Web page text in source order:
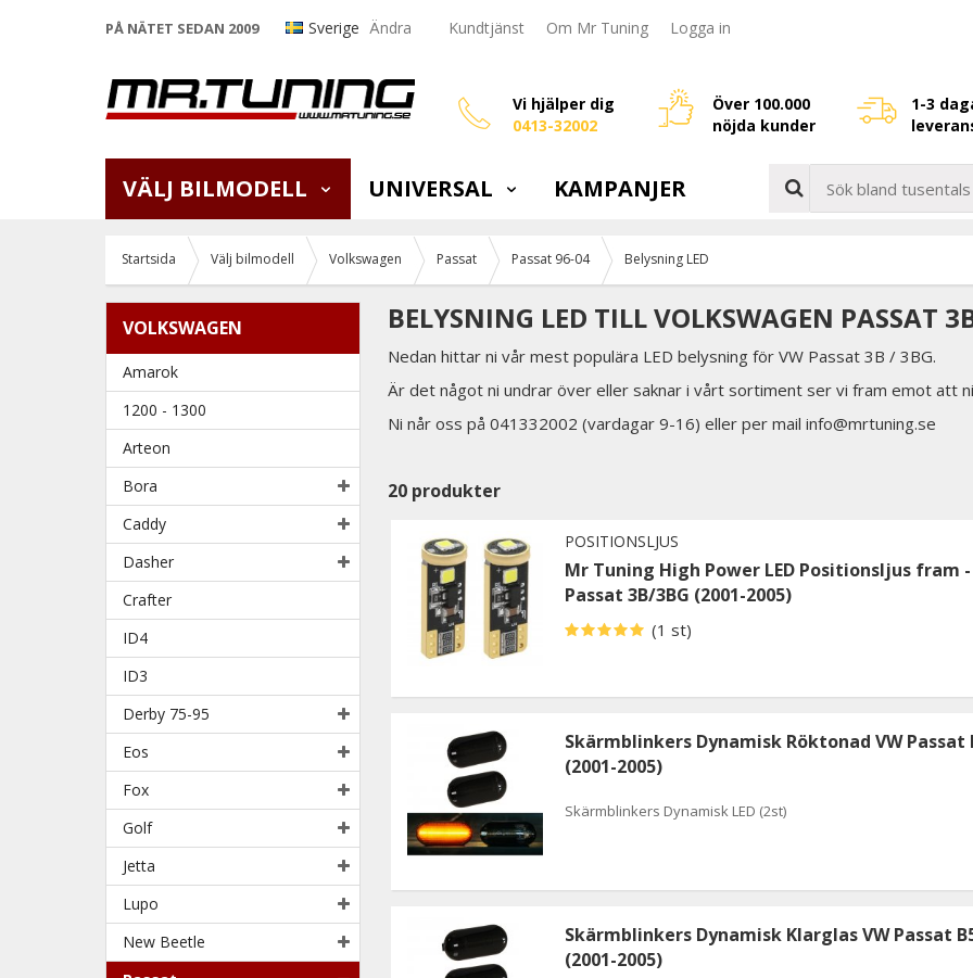
PÅ NÄTET SEDAN 2009 Sverige Ändra Kundtjänst Om Mr Tuning Logga in
Vi hjälper dig
0413-32002
Över 100.000
nöjda kunder
1-3
VÄLJ BILMODELL UNIVERSAL KAMPANJER
Startsida Välj bilmodell Volkswagen Passat Passat 96-04 Belysning LED
VOLKSWAGEN
Amarok
1200 - 1300
Arteon
Bora
Caddy
Dasher
Crafter
ID4
ID3
Derby 75-95
Eos
Fox
Golf
Jetta
Lupo
New Beetle
BELYSNING LED TILL VOLKSWAGEN PASSAT
Nedan hittar ni vår mest populära LED belysning för VW Passat 3B / 3BG.
Är det något ni undrar över eller saknar i vårt sortiment ser vi fram emot att
Ni når oss på 041332002 (vardagar 9-16) eller per mail info@mrtuning.se
20 produkter
POSITIONSLJUS
Mr Tuning High Power LED Positionsljus fram -
Passat 3B/3BG (2001-2005)
(1 st)
Skärmblinkers Dynamisk Röktonad VW Passat
(2001-2005)
Skärmblinkers Dynamisk LED (2st)
Skärmblinkers Dynamisk Klarglas VW Passat
(2001-2005)